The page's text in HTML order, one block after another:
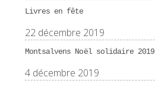
Livres en fête
22 décembre 2019
Montsalvens Noël solidaire 2019
4 décembre 2019